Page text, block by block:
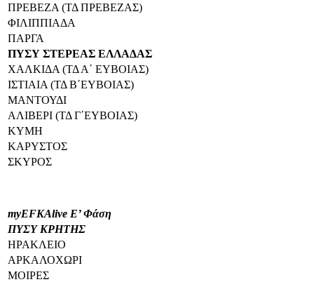
ΠΡΕΒΕΖΑ (ΤΔ ΠΡΕΒΕΖΑΣ)
ΦΙΛΙΠΠΙΑΔΑ
ΠΑΡΓΑ
ΠΥΣΥ ΣΤΕΡΕΑΣ ΕΛΛΑΔΑΣ
ΧΑΛΚΙΔΑ (ΤΔ Α΄ ΕΥΒΟΙΑΣ)
ΙΣΤΙΑΙΑ (ΤΔ Β΄ΕΥΒΟΙΑΣ)
ΜΑΝΤΟΥΔΙ
ΑΛΙΒΕΡΙ (ΤΔ Γ΄ΕΥΒΟΙΑΣ)
ΚΥΜΗ
ΚΑΡΥΣΤΟΣ
ΣΚΥΡΟΣ
myEFKAlive Ε’ Φάση
ΠΥΣΥ ΚΡΗΤΗΣ
ΗΡΑΚΛΕΙΟ
ΑΡΚΑΛΟΧΩΡΙ
ΜΟΙΡΕΣ